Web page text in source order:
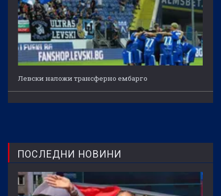
Левски наложи трансферно ембарго
ПОСЛЕДНИ НОВИНИ